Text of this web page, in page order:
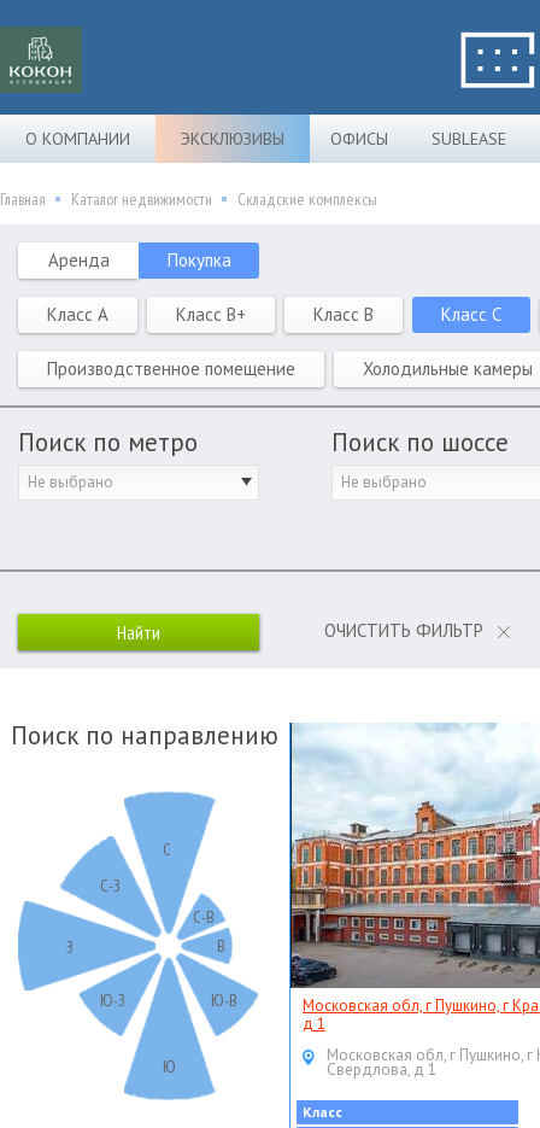
О КОМПАНИИ ЭКСКЛЮЗИВЫ ОФИСЫ SUBLEASE
Главная Каталог недвижимости Складские комплексы
Аренда Покупка
Класс A Класс B+ Класс B Класс C
Производственное помещение Холодильные камеры
Поиск по метро
Не выбрано
Поиск по шоссе
Не выбрано
ОЧИСТИТЬ ФИЛЬТР
Поиск по направлению
С
С-В
В
Ю-В
Ю
Ю-З
З
С-З
Московская обл, г Пушкино, г
д 1
Московская обл, г Пушкино, г
Свердлова, д 1
Класс